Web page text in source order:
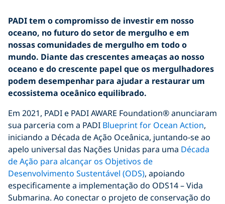
PADI tem o compromisso de investir em nosso
oceano, no futuro do setor de mergulho e em
nossas comunidades de mergulho em todo o
mundo. Diante das crescentes ameaças ao nosso
oceano e do crescente papel que os mergulhadores
podem desempenhar para ajudar a restaurar um
ecossistema oceânico equilibrado.
Em 2021, PADI e PADI AWARE Foundation® anunciaram
sua parceria com a PADI Blueprint for Ocean Action,
iniciando a Década de Ação Oceânica, juntando-se ao
apelo universal das Nações Unidas para uma Década
de Ação para alcançar os Objetivos de
Desenvolvimento Sustentável (ODS), apoiando
especificamente a implementação do ODS14 – Vida
Submarina. Ao conectar o projeto de conservação do